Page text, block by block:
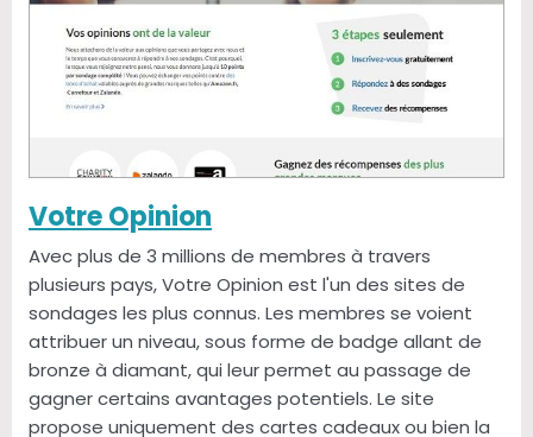
Votre Opinion
Avec plus de 3 millions de membres à travers
plusieurs pays, Votre Opinion est l'un des sites de
sondages les plus connus. Les membres se voient
attribuer un niveau, sous forme de badge allant de
bronze à diamant, qui leur permet au passage de
gagner certains avantages potentiels. Le site
propose uniquement des cartes cadeaux ou bien la